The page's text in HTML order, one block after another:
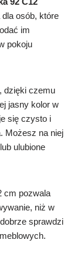
dla osób, które
im
pokoju
dzięki czemu
jasny kolor w
się czysto i
Możesz na niej
ulubione
cm pozwala
niż w
sprawdzi